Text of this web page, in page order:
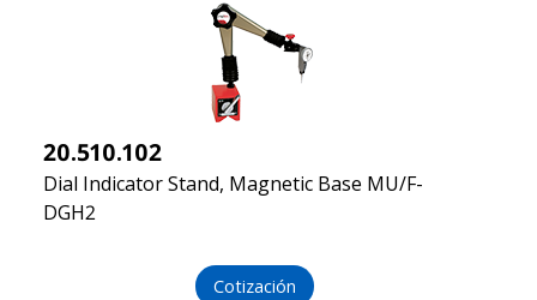
20.510.102
Dial Indicator Stand, Magnetic Base MU/F-
DGH2
Cotización